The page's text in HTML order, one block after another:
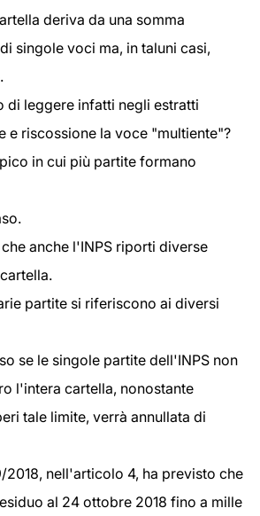
deriva da una somma
singole voci ma, in taluni casi,
di leggere infatti negli estratti
e riscossione la voce "multiente"?
in cui più partite formano
anche l'INPS riporti diverse
partite si riferiscono ai diversi
se le singole partite dell'INPS non
l'intera cartella, nonostante
tale limite, verrà annullata di
2018, nell'articolo 4, ha previsto che
al 24 ottobre 2018 fino a mille